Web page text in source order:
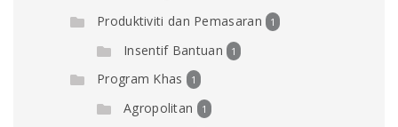
Produktiviti dan Pemasaran 1
Insentif Bantuan 1
Program Khas 1
Agropolitan 1